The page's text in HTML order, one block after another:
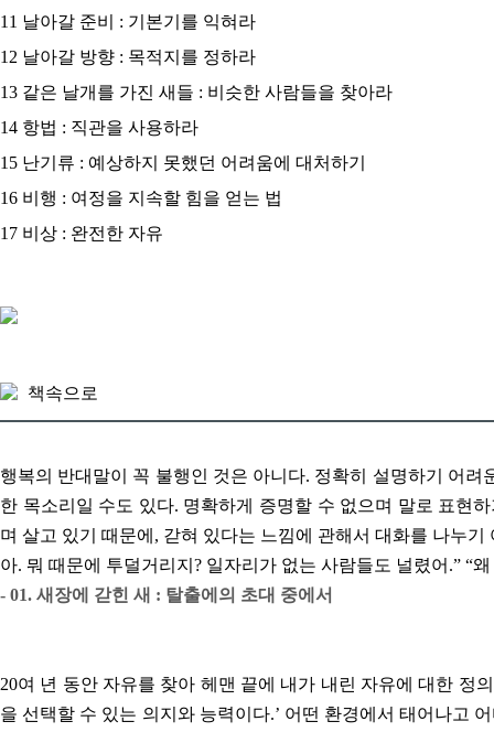
11 날아갈 준비 : 기본기를 익혀라
12 날아갈 방향 : 목적지를 정하라
13 같은 날개를 가진 새들 : 비슷한 사람들을 찾아라
14 항법 : 직관을 사용하라
15 난기류 : 예상하지 못했던 어려움에 대처하기
16 비행 : 여정을 지속할 힘을 얻는 법
17 비상 : 완전한 자유
책속으로
행복의 반대말이 꼭 불행인 것은 아니다. 정확히 설명하기 어
한 목소리일 수도 있다. 명확하게 증명할 수 없으며 말로 표현
며 살고 있기 때문에, 갇혀 있다는 느낌에 관해서 대화를 나누
아. 뭐 때문에 투덜거리지? 일자리가 없는 사람들도 널렸어.” “
- 01. 새장에 갇힌 새 : 탈출에의 초대 중에서
20여 년 동안 자유를 찾아 헤맨 끝에 내가 내린 자유에 대한 정
을 선택할 수 있는 의지와 능력이다.’ 어떤 환경에서 태어나고